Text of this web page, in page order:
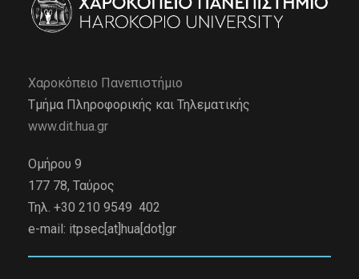
Χαροκόπειο Πανεπιστήμιο
Τμήμα Πληροφορικής και Τηλεματικής
www.dit.hua.gr
Ομήρου 9
177 78, Ταύρος
Τηλ. +30 210 9549 402
e-mail: itpsec[at]hua[dot]gr